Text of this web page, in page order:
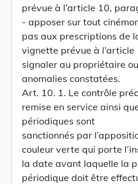
prévue à l’article 10,
- apposer sur tout
pas aux prescriptions de
vignette prévue à
signaler au propriétaire
anomalies constatées.
Art. 10. 1. Le contrôle
remise en service ainsi
périodiques sont
sanctionnés par
couleur verte qui porte
la date avant laquelle la
périodique doit être